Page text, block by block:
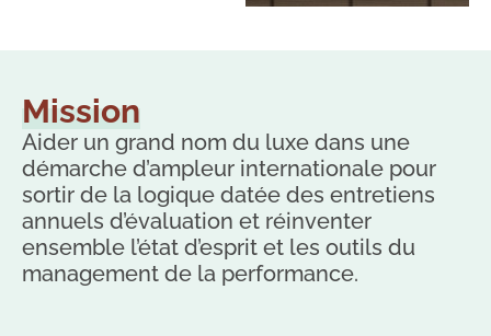
Mission
Aider un grand nom du luxe dans une
démarche d’ampleur internationale pour
sortir de la logique datée des entretiens
annuels d’évaluation et réinventer
ensemble l’état d’esprit et les outils du
management de la performance.